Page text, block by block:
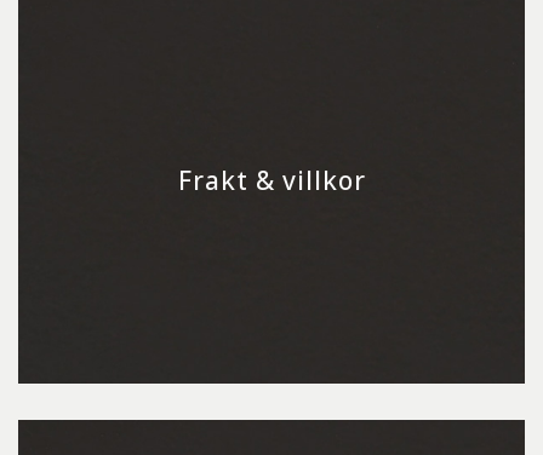
Frakt & villkor